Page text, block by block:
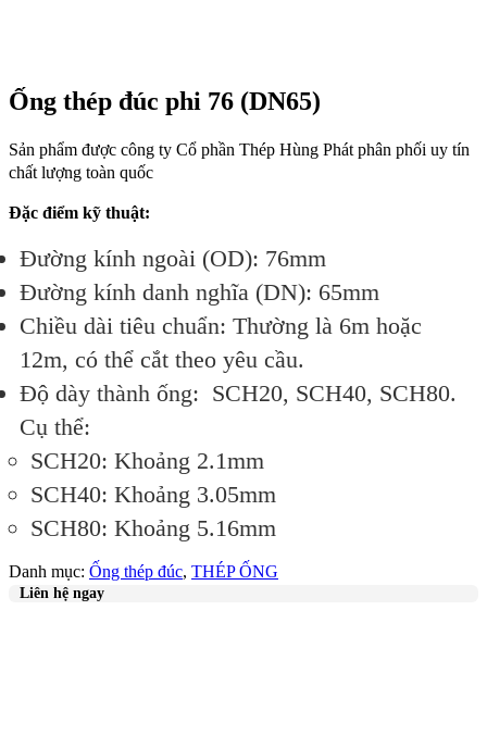
Ống thép đúc phi 76 (DN65)
Sản phẩm được công ty Cổ phần Thép Hùng Phát phân phối uy tín
chất lượng toàn quốc
Đặc điểm kỹ thuật:
Đường kính ngoài (OD): 76mm
Đường kính danh nghĩa (DN): 65mm
Chiều dài tiêu chuẩn: Thường là 6m hoặc
12m, có thể cắt theo yêu cầu.
Độ dày thành ống: SCH20, SCH40, SCH80.
Cụ thể:
SCH20: Khoảng 2.1mm
SCH40: Khoảng 3.05mm
SCH80: Khoảng 5.16mm
Danh mục: Ống thép đúc, THÉP ỐNG
Liên hệ ngay